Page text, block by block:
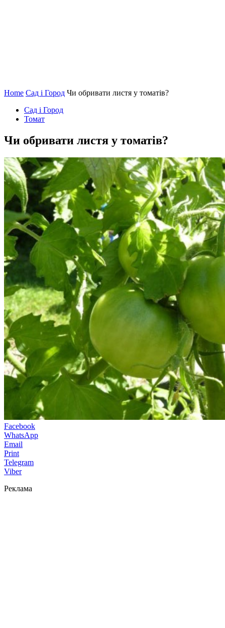
Home Сад і Город Чи обривати листя у томатів?
Сад і Город
Томат
Чи обривати листя у томатів?
Facebook
WhatsApp
Email
Print
Telegram
Viber
Реклама